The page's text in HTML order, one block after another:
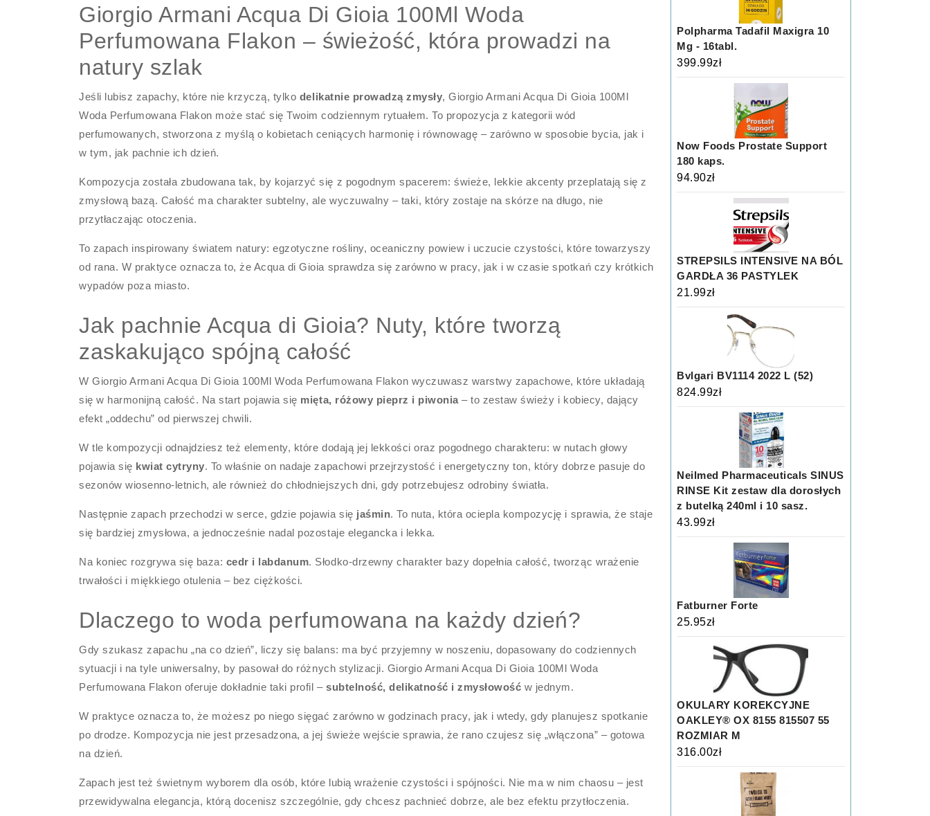
Giorgio Armani Acqua Di Gioia 100Ml Woda
Perfumowana Flakon – świeżość, która prowadzi na
natury szlak
Jeśli lubisz zapachy, które nie krzyczą, tylko delikatnie prowadzą zmysły, Giorgio Armani Acqua Di Gioia 100Ml
Woda Perfumowana Flakon może stać się Twoim codziennym rytuałem. To propozycja z kategorii wód
perfumowanych, stworzona z myślą o kobietach ceniących harmonię i równowagę – zarówno w sposobie bycia, jak i
w tym, jak pachnie ich dzień.
Kompozycja została zbudowana tak, by kojarzyć się z pogodnym spacerem: świeże, lekkie akcenty przeplatają się z
zmysłową bazą. Całość ma charakter subtelny, ale wyczuwalny – taki, który zostaje na skórze na długo, nie
przytłaczając otoczenia.
To zapach inspirowany światem natury: egzotyczne rośliny, oceaniczny powiew i uczucie czystości, które towarzyszy
od rana. W praktyce oznacza to, że Acqua di Gioia sprawdza się zarówno w pracy, jak i w czasie spotkań czy krótkich
wypadów poza miasto.
Jak pachnie Acqua di Gioia? Nuty, które tworzą
zaskakująco spójną całość
W Giorgio Armani Acqua Di Gioia 100Ml Woda Perfumowana Flakon wyczuwasz warstwy zapachowe, które układają
się w harmonijną całość. Na start pojawia się mięta, różowy pieprz i piwonia – to zestaw świeży i kobiecy, dający
efekt „oddechu” od pierwszej chwili.
W tle kompozycji odnajdziesz też elementy, które dodają jej lekkości oraz pogodnego charakteru: w nutach głowy
pojawia się kwiat cytryny. To właśnie on nadaje zapachowi przejrzystość i energetyczny ton, który dobrze pasuje do
sezonów wiosenno-letnich, ale również do chłodniejszych dni, gdy potrzebujesz odrobiny światła.
Następnie zapach przechodzi w serce, gdzie pojawia się jaśmin. To nuta, która ociepla kompozycję i sprawia, że staje
się bardziej zmysłowa, a jednocześnie nadal pozostaje elegancka i lekka.
Na koniec rozgrywa się baza: cedr i labdanum. Słodko-drzewny charakter bazy dopełnia całość, tworząc wrażenie
trwałości i miękkiego otulenia – bez ciężkości.
Dlaczego to woda perfumowana na każdy dzień?
Gdy szukasz zapachu „na co dzień”, liczy się balans: ma być przyjemny w noszeniu, dopasowany do codziennych
sytuacji i na tyle uniwersalny, by pasował do różnych stylizacji. Giorgio Armani Acqua Di Gioia 100Ml Woda
Perfumowana Flakon oferuje dokładnie taki profil –subtelność, delikatność i zmysłowość w jednym.
W praktyce oznacza to, że możesz po niego sięgać zarówno w godzinach pracy, jak i wtedy, gdy planujesz spotkanie
po drodze. Kompozycja nie jest przesadzona, a jej świeże wejście sprawia, że rano czujesz się „włączona” – gotowa
na dzień.
Zapach jest też świetnym wyborem dla osób, które lubią wrażenie czystości i spójności. Nie ma w nim chaosu – jest
przewidywalna elegancja, którą docenisz szczególnie, gdy chcesz pachnieć dobrze, ale bez efektu przytłoczenia.
Polpharma Tadafil Maxigra 10
Mg - 16tabl.
399.99zł
Now Foods Prostate Support
180 kaps.
94.90zł
STREPSILS INTENSIVE NA BÓL
GARDŁA 36 PASTYLEK
21.99zł
Bvlgari BV1114 2022 L (52)
824.99zł
Neilmed Pharmaceuticals SINUS
RINSE Kit zestaw dla dorosłych
z butelką 240ml i 10 sasz.
43.99zł
Fatburner Forte
25.95zł
OKULARY KOREKCYJNE
OAKLEY® OX 8155 815507 55
ROZMIAR M
316.00zł